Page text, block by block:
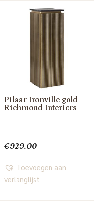
Pilaar Ironville gold
Richmond Interiors
€929.00
Toevoegen aan
verlanglijst